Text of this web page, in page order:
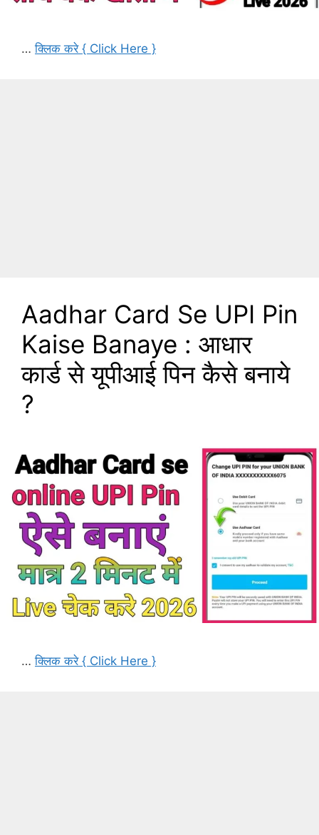
…क्लिक करे { Click Here }
Aadhar Card Se UPI Pin
Kaise Banaye : आधार
कार्ड से यूपीआई पिन कैसे बनाये
?
…क्लिक करे { Click Here }